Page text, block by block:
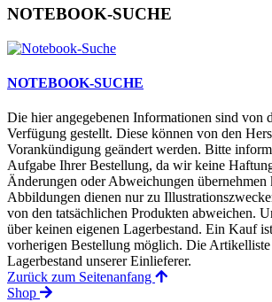
NOTEBOOK-SUCHE
NOTEBOOK-SUCHE
Die hier angegebenen Informationen sind von
Verfügung gestellt. Diese können von den
Vorankündigung geändert werden. Bitte
Aufgabe Ihrer Bestellung, da wir keine
Änderungen oder Abweichungen übernehmen
Abbildungen dienen nur zu
von den tatsächlichen Produkten abweichen.
über keinen eigenen Lagerbestand. Ein Kauf
vorherigen Bestellung möglich. Die Artikelliste
Lagerbestand unserer Einlieferer.
Zurück zum Seitenanfang
Shop